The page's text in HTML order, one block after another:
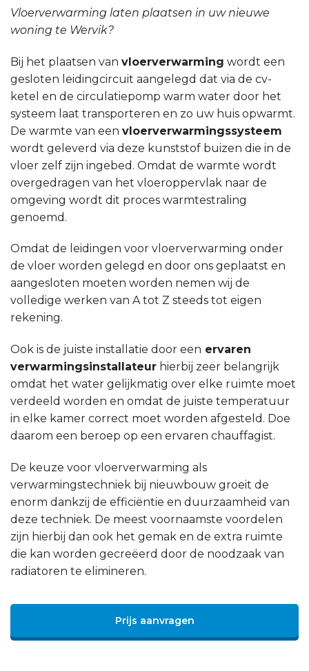
Vloerverwarming laten plaatsen in uw nieuwe
woning te Wervik?
Bij het plaatsen van vloerverwarming wordt een
gesloten leidingcircuit aangelegd dat via de cv-
ketel en de circulatiepomp warm water door het
systeem laat transporteren en zo uw huis opwarmt.
De warmte van een vloerverwarmingssysteem
wordt geleverd via deze kunststof buizen die in de
vloer zelf zijn ingebed. Omdat de warmte wordt
overgedragen van het vloeroppervlak naar de
omgeving wordt dit proces warmtestraling
genoemd.
Omdat de leidingen voor vloerverwarming onder
de vloer worden gelegd en door ons geplaatst en
aangesloten moeten worden nemen wij de
volledige werken van A tot Z steeds tot eigen
rekening.
Ook is de juiste installatie door een ervaren
verwarmingsinstallateur hierbij zeer belangrijk
omdat het water gelijkmatig over elke ruimte moet
verdeeld worden en omdat de juiste temperatuur
in elke kamer correct moet worden afgesteld. Doe
daarom een beroep op een ervaren chauffagist.
De keuze voor vloerverwarming als
verwarmingstechniek bij nieuwbouw groeit de
enorm dankzij de efficiëntie en duurzaamheid van
deze techniek. De meest voornaamste voordelen
zijn hierbij dan ook het gemak en de extra ruimte
die kan worden gecreëerd door de noodzaak van
radiatoren te elimineren.
Prijs aanvragen